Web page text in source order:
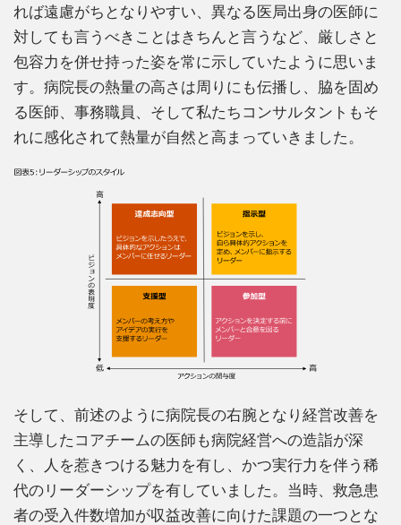
れば遠慮がちとなりやすい、異なる医局出身の医師に
対しても言うべきことはきちんと言うなど、厳しさと
包容力を併せ持った姿を常に示していたように思いま
す。病院長の熱量の高さは周りにも伝播し、脇を固め
る医師、事務職員、そして私たちコンサルタントもそ
れに感化されて熱量が自然と高まっていきました。
そして、前述のように病院長の右腕となり経営改善を
主導したコアチームの医師も病院経営への造詣が深
く、人を惹きつける魅力を有し、かつ実行力を伴う稀
代のリーダーシップを有していました。当時、救急患
者の受入件数増加が収益改善に向けた課題の一つとな